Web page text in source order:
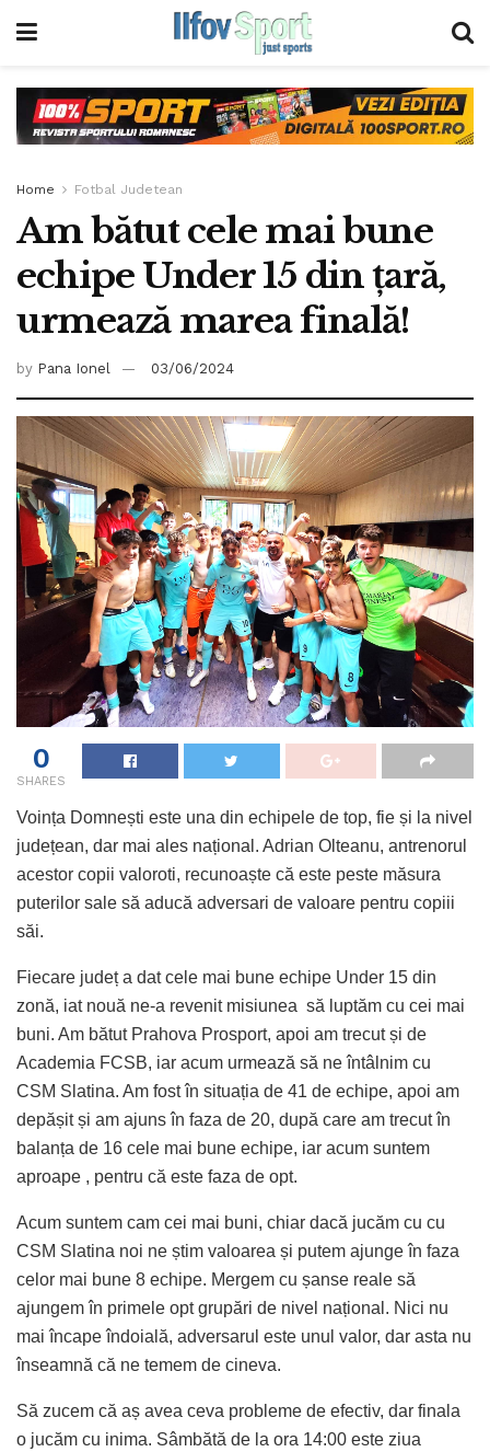
Home Fotbal Judetean
Am bătut cele mai bune
echipe Under 15 din țară,
urmează marea finală!
by Pana Ionel 03/06/2024
0
SHARES
Voința Domnești este una din echipele de top, fie și la nivel
județean, dar mai ales național. Adrian Olteanu, antrenorul
acestor copii valoroti, recunoaște că este peste măsura
puterilor sale să aducă adversari de valoare pentru copiii
săi.
Fiecare județ a dat cele mai bune echipe Under 15 din
zonă, iat nouă ne-a revenit misiunea să luptăm cu cei mai
buni. Am bătut Prahova Prosport, apoi am trecut și de
Academia FCSB, iar acum urmează să ne întâlnim cu
CSM Slatina. Am fost în situația de 41 de echipe, apoi am
depășit și am ajuns în faza de 20, după care am trecut în
balanța de 16 cele mai bune echipe, iar acum suntem
aproape , pentru că este faza de opt.
Acum suntem cam cei mai buni, chiar dacă jucăm cu cu
CSM Slatina noi ne știm valoarea și putem ajunge în faza
celor mai bune 8 echipe. Mergem cu șanse reale să
ajungem în primele opt grupări de nivel național. Nici nu
mai încape îndoială, adversarul este unul valor, dar asta nu
înseamnă că ne temem de cineva.
Să zucem că aș avea ceva probleme de efectiv, dar finala
o jucăm cu inima. Sâmbătă de la ora 14:00 este ziua